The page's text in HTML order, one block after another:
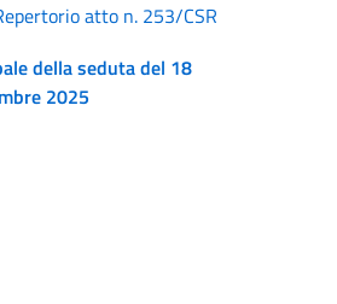
atto n. 253/CSR
della seduta del 18
2025